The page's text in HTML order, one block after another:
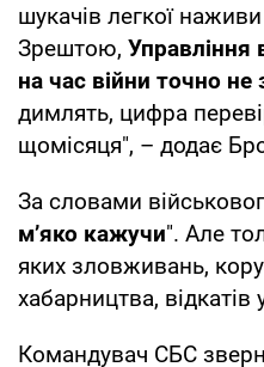
шукачів легкої
Зрештою, Управління
на час війни точно
димлять, цифра
щомісяця", – додає
За словами
мʼяко кажучи". Але
яких зловживань,
хабарництва, відкатів
Командувач СБС